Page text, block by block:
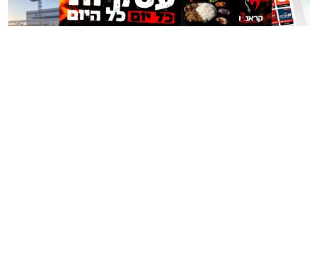
עיריית אשקלון מזמינה ילדים, בני נוער ותושבי העיר